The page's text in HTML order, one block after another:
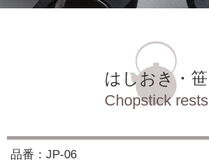
はしおき・笹
Chopstick rests
品番：JP-06